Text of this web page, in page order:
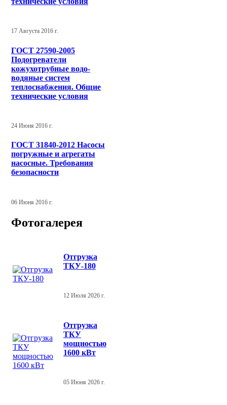
17 Августа 2016 г.
ГОСТ 27590-2005
Подогреватели
кожухотрубные водо-
водяные систем
теплоснабжения. Общие
технические условия
24 Июня 2016 г.
ГОСТ 31840-2012 Насосы
погружные и агрегаты
насосные. Требования
безопасности
06 Июня 2016 г.
Фотогалерея
Отгрузка
ТКУ-180
12 Июля 2026 г.
Отгрузка
ТКУ
мощностью
1600 кВт
05 Июня 2026 г.